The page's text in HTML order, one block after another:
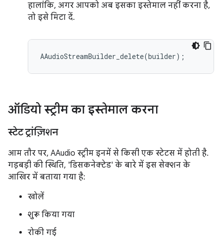
हालांकि, अगर आपको अब इसका इस्तेमाल नहीं करना है,
तो इसे मिटा दें.
ऑडियो स्ट्रीम का इस्तेमाल करना
स्टेट ट्रांज़िशन
आम तौर पर, AAudio स्ट्रीम इनमें से किसी एक स्टेटस में होती है.
गड़बड़ी की स्थिति, 'डिसकनेक्टेड' के बारे में इस सेक्शन के
आखिर में बताया गया है:
खोलें
शुरू किया गया
रोकी गई